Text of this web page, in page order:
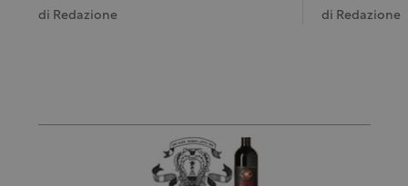
di Redazione di Redazione